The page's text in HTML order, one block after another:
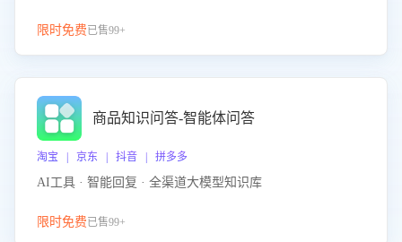
限时免费已售99+
商品知识问答-智能体问答
淘宝 | 京东 | 抖音 | 拼多多
AI工具 · 智能回复 · 全渠道大模型知识库
限时免费已售99+